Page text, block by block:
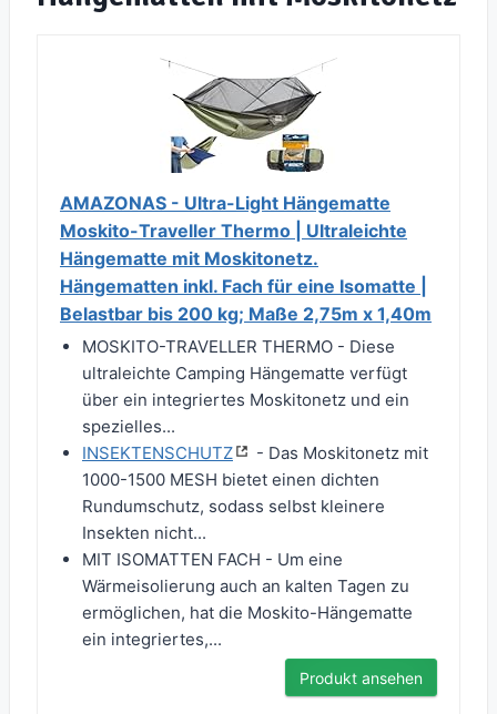
AMAZONAS - Ultra-Light Hängematte
Moskito-Traveller Thermo | Ultraleichte
Hängematte mit Moskitonetz.
Hängematten inkl. Fach für eine Isomatte |
Belastbar bis 200 kg; Maße 2,75m x 1,40m
MOSKITO-TRAVELLER THERMO - Diese
ultraleichte Camping Hängematte verfügt
über ein integriertes Moskitonetz und ein
spezielles...
INSEKTENSCHUTZ
- Das Moskitonetz mit
1000-1500 MESH bietet einen dichten
Rundumschutz, sodass selbst kleinere
Insekten nicht...
MIT ISOMATTEN FACH - Um eine
Wärmeisolierung auch an kalten Tagen zu
ermöglichen, hat die Moskito-Hängematte
ein integriertes,...
Produkt ansehen